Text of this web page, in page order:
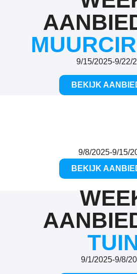
9/15/2025-9/22/
BEKIJK
9/8/2025-9/15/
BEKIJK
9/1/2025-9/8/